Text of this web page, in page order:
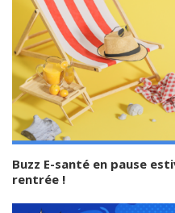
Buzz E-santé en pause
rentrée !